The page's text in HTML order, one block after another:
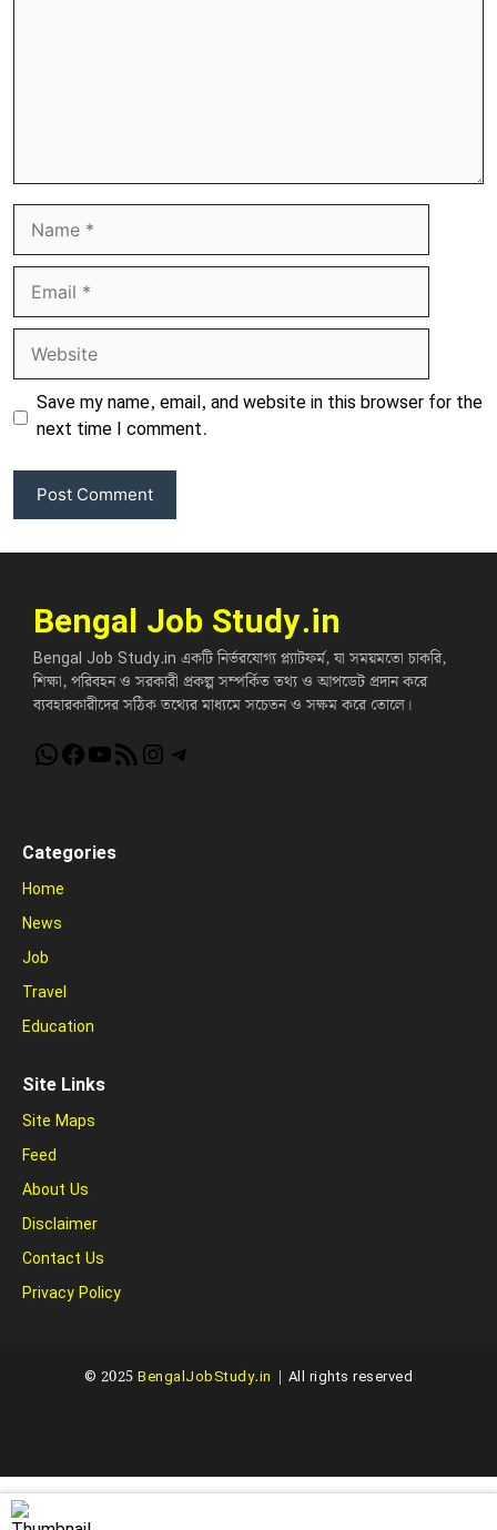
Name
Email
Website
Save my name, email, and website in this browser for the
next time I comment.
Bengal Job Study.in
Bengal Job Study.in একটি নির্ভরযোগ্য প্ল্যাটফর্ম, যা সময়মতো চাকরি,
শিক্ষা, পরিবহন ও সরকারী প্রকল্প সম্পর্কিত তথ্য ও আপডেট প্রদান করে
ব্যবহারকারীদের সঠিক তথ্যের মাধ্যমে সচেতন ও সক্ষম করে তোলে।
WhatsApp
Facebook
YouTube
RSS FeedInstagram
Telegram
Categories
Home
News
Job
Travel
Education
Site Links
Site Maps
Feed
About Us
Disclaimer
Contact Us
Privacy Policy
© 2025BengalJobStudy.in | All rights reserved